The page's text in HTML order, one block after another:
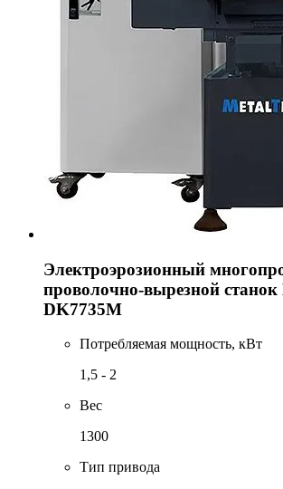
Электроэрозионный
проволочно-вырезной станок
DK7735М
Потребляемая мощность, кВт
1,5 - 2
Вес
1300
Тип привода